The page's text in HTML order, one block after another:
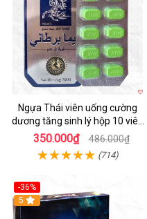
Ngựa Thái viên uống cường
dương tăng sinh lý hộp 10 viên
an toàn
350.000₫ 486.000₫
(714)
-36%
5